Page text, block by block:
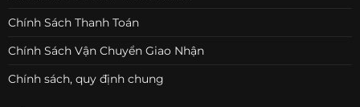
Chính Sách Thanh Toán
Chính Sách Vận Chuyển Giao Nhận
Chính sách, quy định chung